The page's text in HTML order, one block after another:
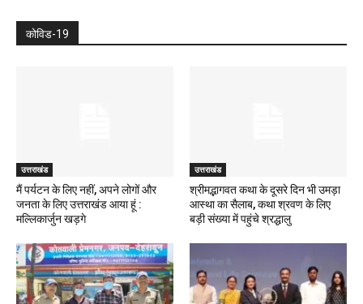
कोविड-19
उत्तराखंड
मैं पर्यटन के लिए नहीं, अपने लोगों और
जनता के लिए उत्तराखंड आया हूं :
मल्लिकार्जुन खड़गे
उत्तराखंड
श्रीमद्भागवत कथा के दूसरे दिन भी उमड़ा
आस्था का सैलाब, कथा श्रवण के लिए
बड़ी संख्या में पहुंचे श्रद्धालु